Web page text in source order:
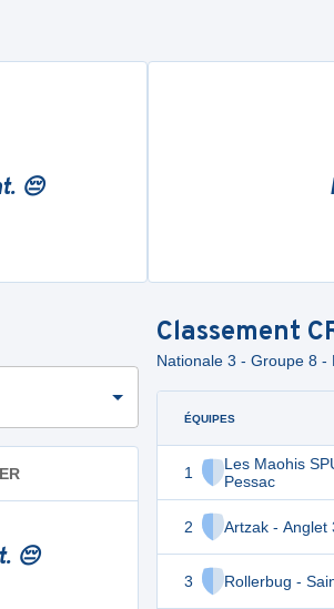
😔
😔
Classement
Nationale 3 - Groupe 8 -
ÉQUIPES
1
Les Maohis
Pessac
2 Artzak - Anglet
3 Rollerbug -